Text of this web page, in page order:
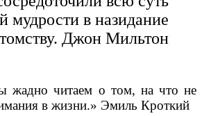
мудрости в назидание
Джон Мильтон
жадно читаем о том, на что не
в жизни.» Эмиль Кроткий